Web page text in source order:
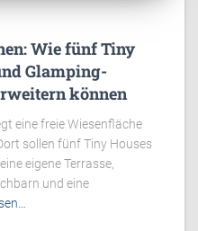
Wie fünf Tiny
Glamping-
können
eine freie Wiesenfläche
sollen fünf Tiny Houses
eigene Terrasse,
und eine